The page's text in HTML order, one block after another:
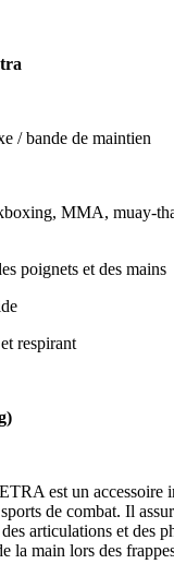
/ bande de maintien
MMA, muay-
poignets et des mains
respirant
est un accessoire
de combat. Il
articulations et des
la main lors des